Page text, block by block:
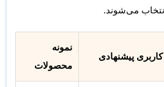
کاربری پیشنهادی
نمونه
محصولات